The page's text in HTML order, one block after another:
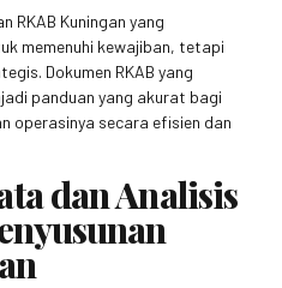
RKAB Kuningan yang
memenuhi kewajiban, tetapi
Dokumen RKAB yang
panduan yang akurat bagi
operasinya secara efisien dan
dan Analisis